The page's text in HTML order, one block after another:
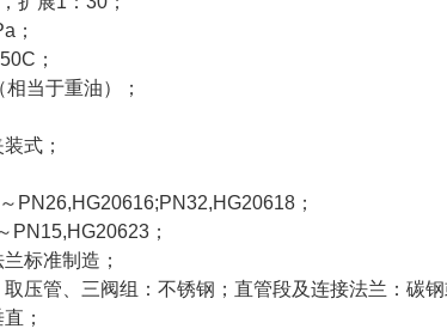
；
；
当于重油）；
式；
PN26,HG20616;PN32,HG20618；
PN15,HG20623；
标准制造；
压管、三阀组：不锈钢；直管段及连接法兰：碳钢
；